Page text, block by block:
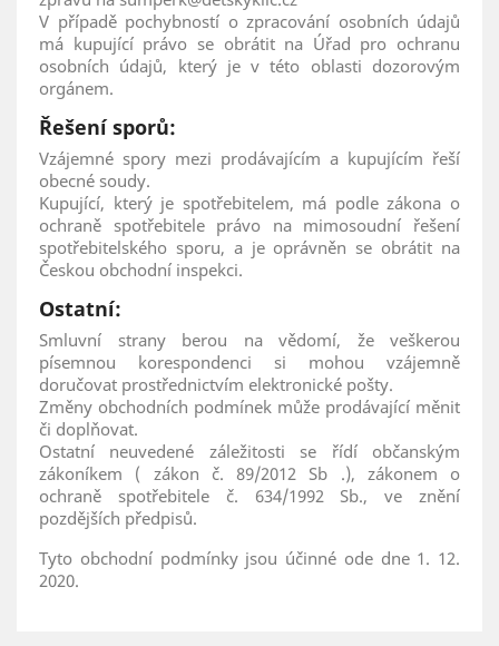
V případě pochybností o zpracování osobních údajů
má kupující právo se obrátit na Úřad pro ochranu
osobních údajů, který je v této oblasti dozorovým
orgánem.
Řešení sporů:
Vzájemné spory mezi prodávajícím a kupujícím řeší
obecné soudy.
Kupující, který je spotřebitelem, má podle zákona o
ochraně spotřebitele právo na mimosoudní řešení
spotřebitelského sporu, a je oprávněn se obrátit na
Českou obchodní inspekci.
Ostatní:
Smluvní strany berou na vědomí, že veškerou
písemnou korespondenci si mohou vzájemně
doručovat prostřednictvím elektronické pošty.
Změny obchodních podmínek může prodávající měnit
či doplňovat.
Ostatní neuvedené záležitosti se řídí občanským
zákoníkem ( zákon č. 89/2012 Sb .), zákonem o
ochraně spotřebitele č. 634/1992 Sb., ve znění
pozdějších předpisů.
Tyto obchodní podmínky jsou účinné ode dne 1. 12.
2020.